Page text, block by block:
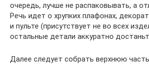
очередь, лучше не распаковывать, а
Речь идет о хрупких плафонах,
и пульте (присутствует не во всех
остальные детали аккуратно
Далее следует собрать верхнюю